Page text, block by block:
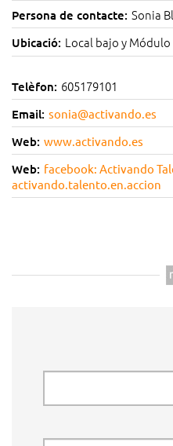
Persona de contacte: Sonia
Ubicació: Local bajo y Módulo
Telèfon: 605179101
Email: sonia@activando.es
Web: www.activando.es
Web: facebook: Activando
activando.talento.en.accion